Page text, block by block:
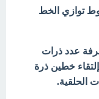
توازي الخط
عدد ذرات
خطين ذرة
الحلقية.